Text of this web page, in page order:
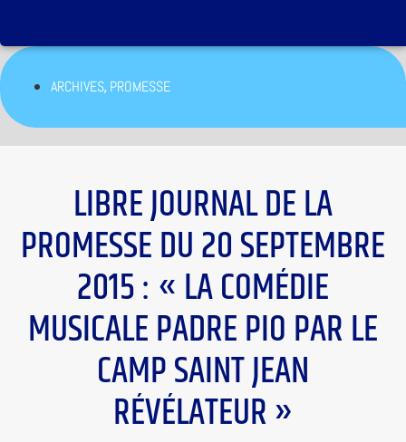
ARCHIVES,PROMESSE
LIBRE JOURNAL DE LA
PROMESSE DU 20 SEPTEMBRE
2015 : « LA COMÉDIE
MUSICALE PADRE PIO PAR LE
CAMP SAINT JEAN
RÉVÉLATEUR »